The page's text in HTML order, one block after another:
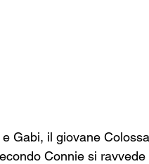
Gabi, il giovane
Connie si